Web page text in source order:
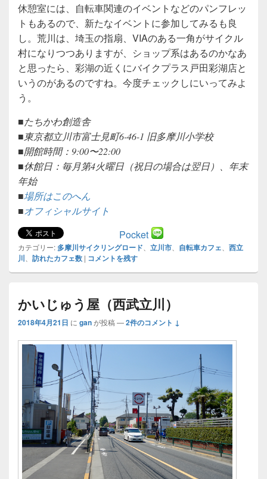
休憩室には、自転車関連のイベントなどのパンフレッ
トもあるので、新たなイベントに参加してみるも良
し。荒川は、埼玉の指扇、VIAのある一角がサイクル
村になりつつありますが、ショップ系はあるのかなあ
と思ったら、彩湖の近くにバイクプラス戸田彩湖店と
いうのがあるのですね。今度チェックしにいってみよ
う。
■たちかわ創造舎
■東京都立川市富士見町6-46-1 旧多摩川小学校
■開館時間：9:00〜22:00
■休館日：毎月第4火曜日（祝日の場合は翌日）、年末
年始
■場所はこのへん
■オフィシャルサイト
Pocket
カテゴリー:多摩川サイクリングロード 立川市 自転車カフェ
西立
川
訪れたカフェ数 | コメントを残す
かいじゅう屋（西武立川）
2018年4月21日 に ganが投稿 —2件のコメント ↓